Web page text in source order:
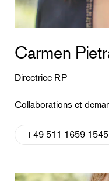
Carmen
Directrice RP
Collaborations et
+49 511 1659 1545